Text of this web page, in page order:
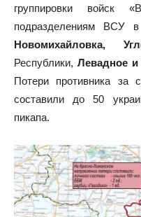
группировки войск
подразделениям ВСУ в
Новомихайловка,
Республики, Левадное
Потери противника за
составили до 50
пикапа.